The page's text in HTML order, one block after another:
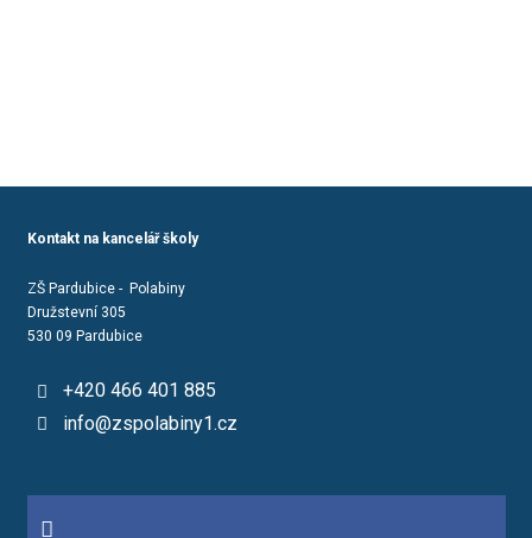
Kontakt na kancelář školy
ZŠ Pardubice - Polabiny
Družstevní 305
530 09 Pardubice
+420 466 401 885
info@zspolabiny1.cz